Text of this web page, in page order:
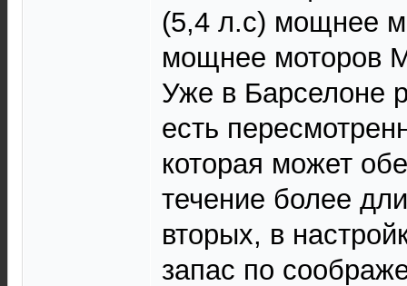
(5,4 л.с) мощнее
мощнее моторов
Уже в Барселоне
есть
которая может
течение более
вторых, в
запас по